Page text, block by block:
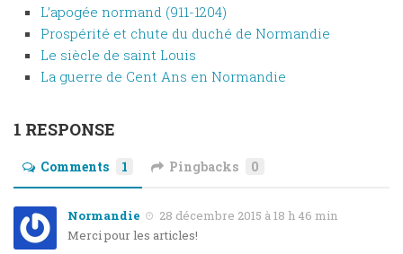
L’apogée normand (911-1204)
Prospérité et chute du duché de Normandie
Le siècle de saint Louis
La guerre de Cent Ans en Normandie
1 RESPONSE
Comments 1 Pingbacks 0
Normandie
28 décembre 2015 à 18 h 46 min
Merci pour les articles!